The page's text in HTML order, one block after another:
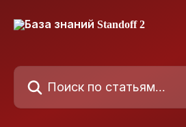
Поиск по статьям...